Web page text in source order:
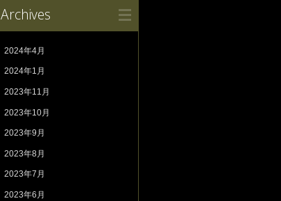
Archives
2024年4月
2024年1月
2023年11月
2023年10月
2023年9月
2023年8月
2023年7月
2023年6月